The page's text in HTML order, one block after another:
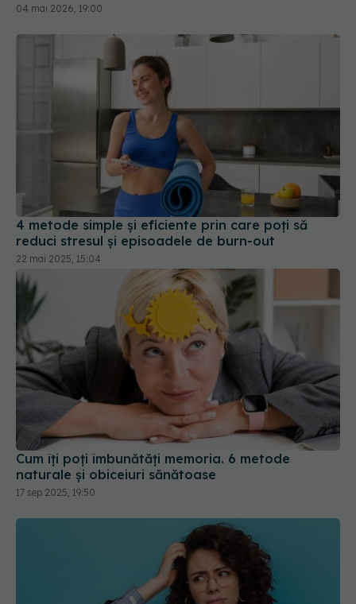
04 mai 2026, 19:00
4 metode simple și eficiente prin care poți să
reduci stresul și episoadele de burn-out
22 mai 2025, 15:04
Cum îți poți îmbunătăți memoria. 6 metode
naturale și obiceiuri sănătoase
17 sep 2025, 19:50